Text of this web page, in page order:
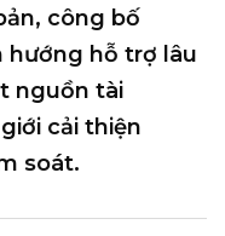
công bố
hướng hỗ trợ lâu
nguồn tài
cải thiện
soát.